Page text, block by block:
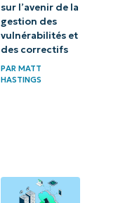
sur l’avenir de la
gestion des
vulnérabilités et
des correctifs
PAR MATT
HASTINGS